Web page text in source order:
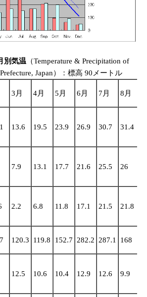
別気温 （Temperature & Precipitation of
Japan）：標高 90メートル
3月 4月 5月 6月 7月 8月
13.6 19.5 23.9 26.9 30.7 31.4
7.9 13.1 17.7 21.6 25.5 26
2.2 6.8 11.8 17.1 21.5 21.8
120.3 119.8 152.7 282.2 287.1 168
12.5 10.6 10.4 12.9 12.6 9.9